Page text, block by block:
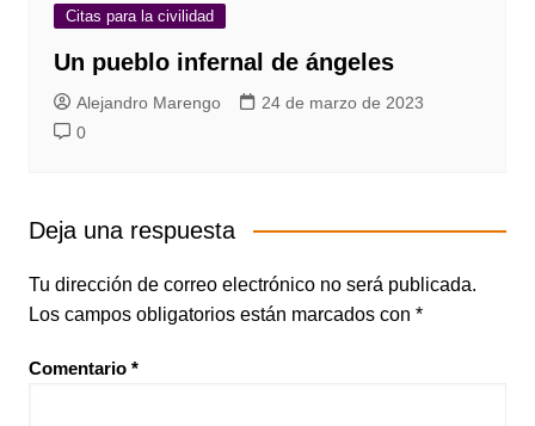
Citas para la civilidad
Un pueblo infernal de ángeles
Alejandro Marengo
24 de marzo de 2023
0
Deja una respuesta
Tu dirección de correo electrónico no será publicada.
Los campos obligatorios están marcados con *
Comentario *